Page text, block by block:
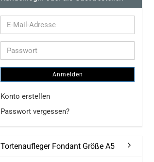
E-
Mail-
Passwort
Anmelden
Konto erstellen
Passwort vergessen?
Tortenaufleger Fondant Größe A5